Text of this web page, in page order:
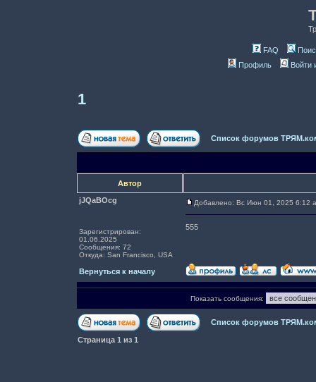
FAQ
Профиль
Войти
1
Список форумов
Автор
jJQaBOcg
Зарегистрирован:
01.06.2025
Сообщения: 72
Откуда: San Francisco, USA
Добавлено: Вс Июн 01, 2025 6:12
555
Вернуться к началу
Показать сообщения:
Список форумов
Страница 1 из 1